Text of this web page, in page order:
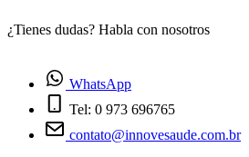
¿Tienes dudas? Habla con nosotros
WhatsApp
Tel: 0 973 696765
contato@innovesaude.com.br